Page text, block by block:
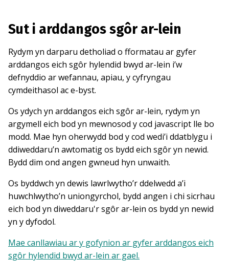
Sut i arddangos sgôr ar-lein
Rydym yn darparu detholiad o fformatau ar gyfer
arddangos eich sgôr hylendid bwyd ar-lein i’w
defnyddio ar wefannau, apiau, y cyfryngau
cymdeithasol ac e-byst.
Os ydych yn arddangos eich sgôr ar-lein, rydym yn
argymell eich bod yn mewnosod y cod javascript lle bo
modd. Mae hyn oherwydd bod y cod wedi’i ddatblygu i
ddiweddaru’n awtomatig os bydd eich sgôr yn newid.
Bydd dim ond angen gwneud hyn unwaith.
Os byddwch yn dewis lawrlwytho’r ddelwedd a’i
huwchlwytho’n uniongyrchol, bydd angen i chi sicrhau
eich bod yn diweddaru'r sgôr ar-lein os bydd yn newid
yn y dyfodol.
Mae canllawiau ar y gofynion ar gyfer arddangos eich
sgôr hylendid bwyd ar-lein ar gael.